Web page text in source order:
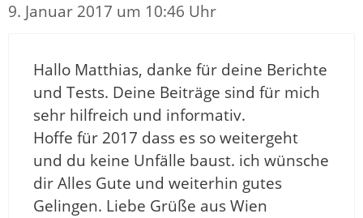
9. Januar 2017 um 10:46 Uhr
Hallo Matthias, danke für deine Berichte
und Tests. Deine Beiträge sind für mich
sehr hilfreich und informativ.
Hoffe für 2017 dass es so weitergeht
und du keine Unfälle baust. ich wünsche
dir Alles Gute und weiterhin gutes
Gelingen. Liebe Grüße aus Wien